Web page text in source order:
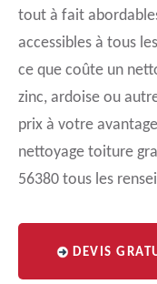
tout à fait
accessibles à tous
ce que coûte un
zinc, ardoise ou
prix à votre
nettoyage toiture
56380 tous les
DEVIS